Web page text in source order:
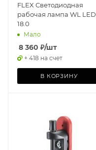
FLEX Светодиодная
рабочая лампа WL LED
18.0
Мало
8 360 ₽/шт
+ 418 на счет
В КОРЗИНУ